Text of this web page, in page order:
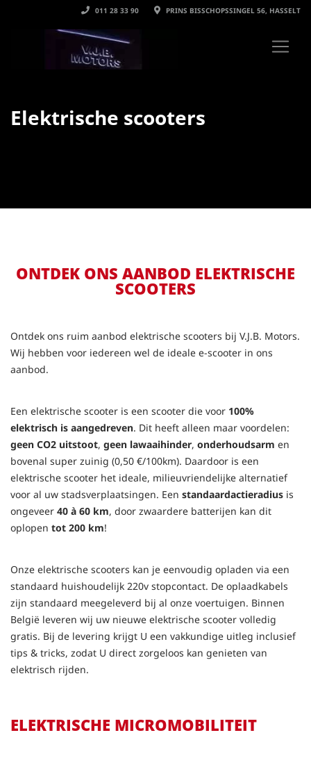
011 28 33 90 PRINS BISSCHOPSSINGEL 56, HASSELT
Elektrische scooters
ONTDEK ONS AANBOD ELEKTRISCHE
SCOOTERS
Ontdek ons ruim aanbod elektrische scooters bij V.J.B. Motors.
Wij hebben voor iedereen wel de ideale e-scooter in ons
aanbod.
Een elektrische scooter is een scooter die voor 100%
elektrisch is aangedreven. Dit heeft alleen maar voordelen:
geen CO2 uitstoot, geen lawaaihinder, onderhoudsarm en
bovenal super zuinig (0,50 €/100km). Daardoor is een
elektrische scooter het ideale, milieuvriendelijke alternatief
voor al uw stadsverplaatsingen. Een standaardactieradius is
ongeveer 40 à 60 km, door zwaardere batterijen kan dit
oplopen tot 200 km!
Onze elektrische scooters kan je eenvoudig opladen via een
standaard huishoudelijk 220v stopcontact. De oplaadkabels
zijn standaard meegeleverd bij al onze voertuigen. Binnen
België leveren wij uw nieuwe elektrische scooter volledig
gratis. Bij de levering krijgt U een vakkundige uitleg inclusief
tips & tricks, zodat U direct zorgeloos kan genieten van
elektrisch rijden.
ELEKTRISCHE MICROMOBILITEIT